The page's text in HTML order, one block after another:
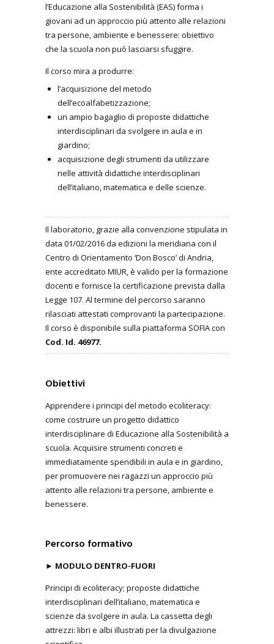
l’Educazione alla Sostenibilità (EAS) forma i
giovani ad un approccio più attento alle relazioni
tra persone, ambiente e benessere: obiettivo
che la scuola non può lasciarsi sfuggire.
Il corso mira a produrre:
l’acquisizione del metodo
dell’ecoalfabetizzazione;
un ampio bagaglio di proposte didattiche
interdisciplinari da svolgere in aula e in
giardino;
acquisizione degli strumenti da utilizzare
nelle attività didattiche interdisciplinari
dell’italiano, matematica e delle scienze.
Il laboratorio, grazie alla convenzione stipulata in
data 01/02/2016 da edizioni la meridiana con il
Centro di Orientamento ‘Don Bosco’ di Andria,
ente accreditato MIUR, è valido per la formazione
docenti e fornisce la certificazione prevista dalla
Legge 107. Al termine del percorso saranno
rilasciati attestati comprovanti la partecipazione.
Il corso è disponibile sulla piattaforma SOFIA con
Cod. Id. 46977.
Obiettivi
Apprendere i principi del metodo ecoliteracy:
come costruire un progetto didattico
interdisciplinare di Educazione alla Sostenibilità a
scuola. Acquisire strumenti concreti e
immediatamente spendibili in aula e in giardino,
per promuovere nei ragazzi un approccio più
attento alle relazioni tra persone, ambiente e
benessere.
Percorso formativo
► MODULO DENTRO-FUORI
Principi di ecoliteracy; proposte didattiche
interdisciplinari dell’italiano, matematica e
scienze da svolgere in aula. La cassetta degli
attrezzi: libri e albi illustrati per la divulgazione